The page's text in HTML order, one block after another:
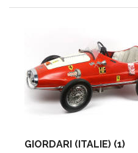
GIORDARI (ITALIE) (1)